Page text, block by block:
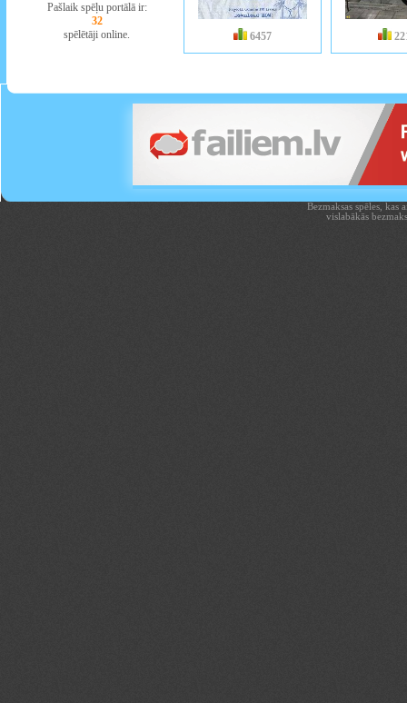
Pašlaik spēļu portālā ir:
32
spēlētāji online.
6457
Bezmaksas spēles,
vislabākās